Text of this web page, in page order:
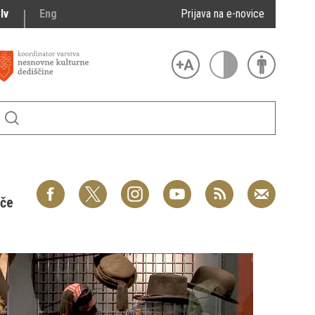
Eng Prijava na e-novice